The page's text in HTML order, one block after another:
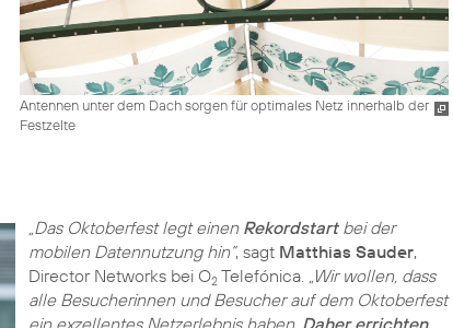
Antennen unter dem Dach sorgen für optimales Netz innerhalb der
Festzelte
„Das Oktoberfest legt einen Rekordstartbei der
mobilen Datennutzung hin“, sagt Matthias Sauder,
Director Networks bei O2Telefónica. „Wir wollen, dass
alle Besucherinnen und Besucher auf dem Oktoberfest
ein exzellentes Netzerlebnis haben. Daher errichten